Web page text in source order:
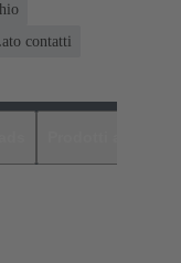
contatti